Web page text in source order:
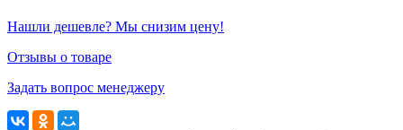
Нашли дешевле? Мы снизим цену!
Отзывы о товаре
Задать вопрос менеджеру